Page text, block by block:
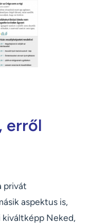
erről
privát
aspektus is,
kiváltképp Neked,